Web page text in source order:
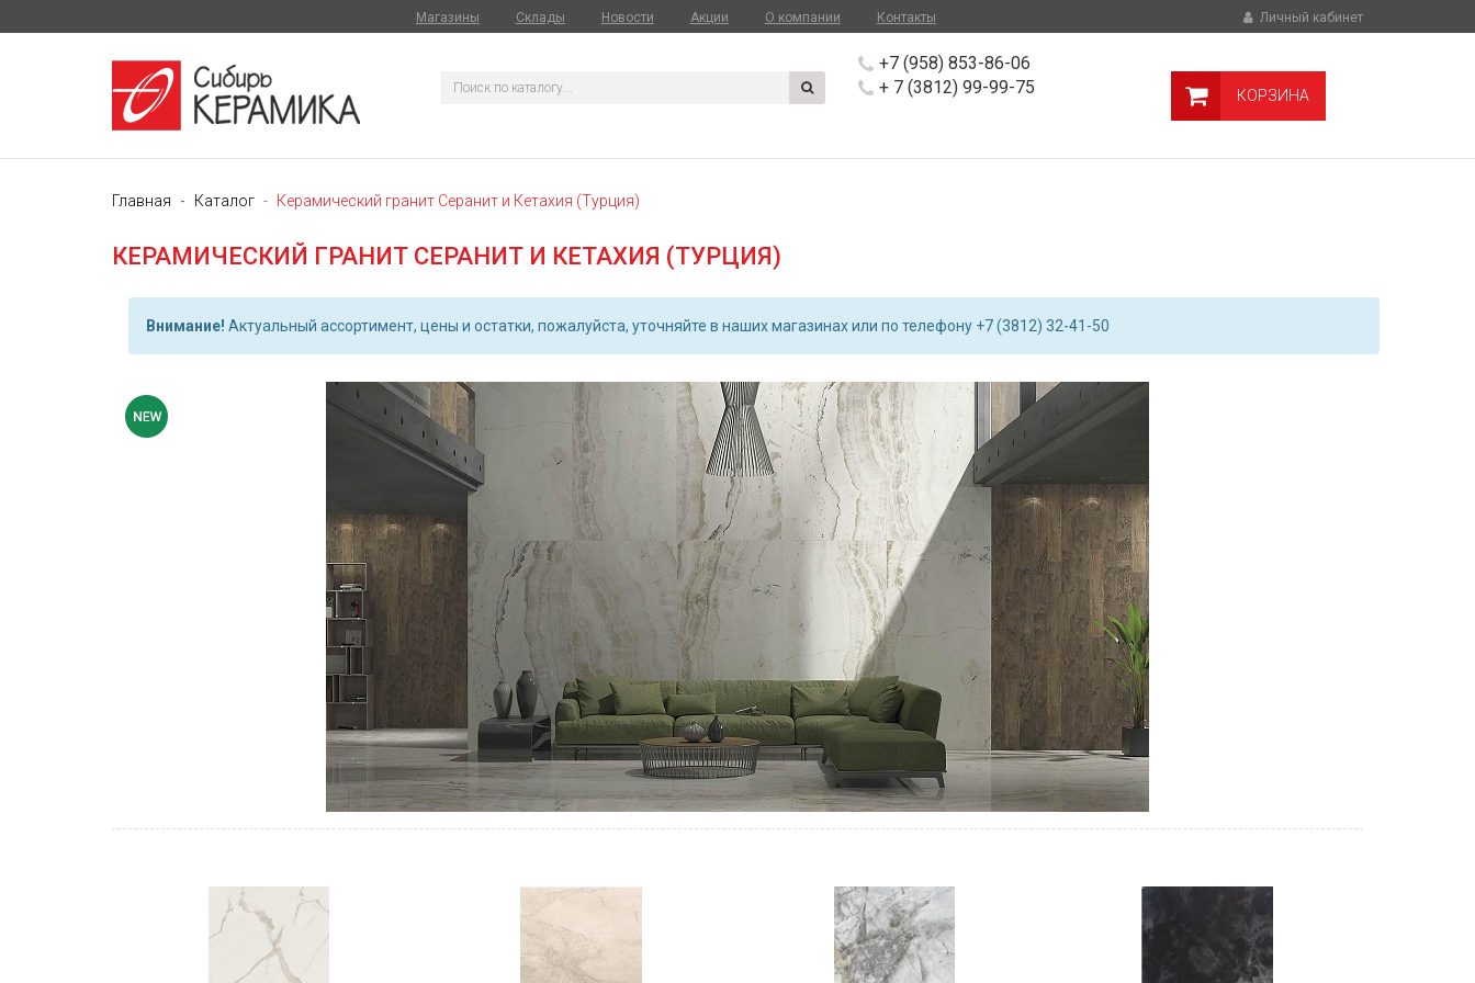
Магазины Склады Новости Акции О компании Контакты Личный кабинет
+7 (958) 853-86-06
+ 7 (3812) 99-99-75
КОРЗИНА
Главная Каталог Керамический гранит Серанит и Кетахия (Турция)
КЕРАМИЧЕСКИЙ ГРАНИТ СЕРАНИТ И КЕТАХИЯ (ТУРЦИЯ)
Внимание! Актуальный ассортимент, цены и остатки, пожалуйста, уточняйте в наших магазинах или по телефону +7 (3812) 32-41-50